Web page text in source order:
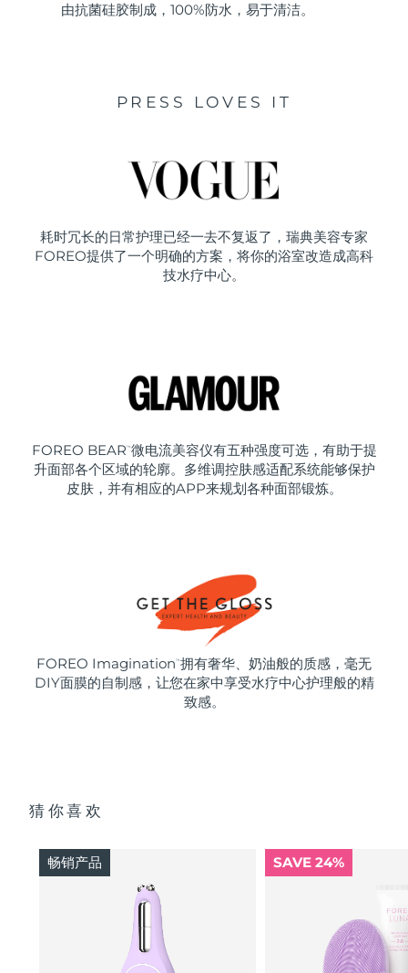
由抗菌硅胶制成，100%防水，易于清洁。
PRESS LOVES IT
耗时冗长的日常护理已经一去不复返了，瑞典美容专家
FOREO提供了一个明确的方案，将你的浴室改造成高科
技水疗中心。
FOREO BEAR ™ 微电流美容仪有五种强度可选，有助于提
升面部各个区域的轮廓。多维调控肤感适配系统能够保护
皮肤，并有相应的APP来规划各种面部锻炼。
FOREO Imagination ™ 拥有奢华、奶油般的质感，毫无
DIY面膜的自制感，让您在家中享受水疗中心护理般的精
致感。
猜你喜欢
畅销产品 SAVE 24%